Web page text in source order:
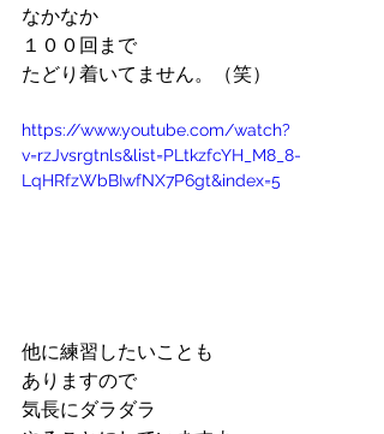
なかなか
１００回まで
たどり着いてません。（笑）
https://www.youtube.com/watch?
v=rzJvsrgtnls&list=PLtkzfcYH_M8_8-
LqHRfzWbBIwfNX7P6gt&index=5
他に練習したいことも
ありますので
気長にダラダラ